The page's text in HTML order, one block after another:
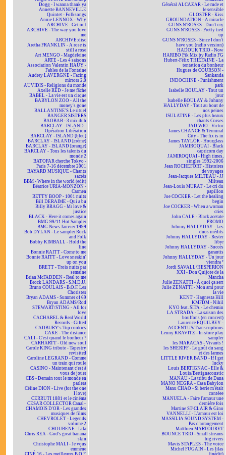
Dogg - I wanna thank ya
Annette BANNEVILLE
Quintet - Folksongs
Annie LENNOX - Why
ARCHIVE - Get out
ARCHIVE - The way you love
me
ARCHIVE:disc
Aretha FRANKLIN - A rose is
still a rose
Art MENGO - Magdeleine
ARTE - Les 4 saisons
Association Valentin HAÜY -
Fables de la Fontaine
Audrey LAVERGNE - Facing
mirrors 2.0
AUVIDIS - Religions du monde
Axelle RED - Je me fâche
BABEL - La vie est un cirque
BABYLON ZOO - All the
money's gone
BALLANTINE'S Le rituel
BANGER SISTERS
BAOBAB - 3 mix dub
BARCLAY - ISLAND -
Opération Libération
BARCLAY - ISLAND [bleu]
BARCLAY - ISLAND [crème]
BARCLAY - ISLAND [orange]
BARCLAY - Tous les talents du
monde 2
BATOFAR cherche Tokyo -
Paris 7-16 décembre 2001
BAYARD MUSIQUE - Chants
sacrés
BBM - Where in the world (edit)
Béatrice URIA-MONZON -
Carmen
BETTY BOOP - 1001 nuits
Bill DERAIME - Qui a bu
Billy BRAGG - Mr love &
justice
BLACK - Here it comes again
BMG 99/11 Hot Sampler
BMG News Janvier 1999
Bob DYLAN - Le sampler Rock
and Folk
Bobby KIMBALL - Hold the
line
Bonnie RAITT - Come to me
Bonnie RAITT - Love sneakin'
up on you
BRETT - Trois nuits par
semaine
Brian McFADDEN - Real to me
Brock LANDARS - S.M.D.U.
Bruno COULAIS - B.O.F. Les
Choristes
Bryan ADAMS - Summer of 69
Bryan ADAMS/Rod
STEWART/STING - All for
love
CACHAREL & Real World
Records - Gifted
CADBURY's Top cookies
CAKE - The distance
CALI - C'est quand le bonheur ?
CARHARTT - Old new soul
Carole KING tribute - Tapestry
revisited
Caroline LEGRAND - Comme
un train qui roule
CASINO - Maintenant c'est à
vous de jouer
CBS - Demain tout le monde en
parlera
Céline DION - Live (for the one
I love)
CERRUTI 1881 et le cinéma
CESAR COLLECTOR Canal+
CHAMOIS D'OR - Les grandes
musiques de films
CHEVROLET - Legends
volume 2
CHOUBENE - Lila
Chris REA - God's great banana
skin
Christophe MALI - Je vous
emmène
CINÉ 16 - Les meilleures B.O.F.
Général ALCAZAR - Le rude et
le sensible
GLOSTER - Kiss
GROUNDATION - A miracle
GUNS N'ROSES - Don't cry
GUNS N'ROSES - Pretty tied
up
GUNS N'ROSES - Since I don't
have you (radio version)
HADOUK TRIO - Now
HARIBO Pik Mix by Radio FG
Hubert-Félix THIÉFAINE - La
tentation du bonheur
Hugues de COURSON -
Sankanda
INDOCHINE - Punishment
park
Isabelle BOULAY - Tout un
jour
Isabelle BOULAY & Johnny
HALLYDAY - Tout au bout de
nos peines
ISULATINE - Les plus beaux
chants Corses
JAD WIO - Victor
James CHANCE & Terminal
City - The fix is in
James TAYLOR - Hourglass
JAMIROQUAI - Black
capricorn day
JAMIROQUAI - High times,
singles 1992-2006
Jean ROCHEFORT - Histoires
de voyages
Jean-Jacques MILTEAU - JJ
Milteau
Jean-Louis MURAT - Le cri du
papillon
Joe COCKER - Let the healing
begin
Joe COCKER - When a woman
cries
John CALE - Black acetate
PROMO
Johnny HALLYDAY - Les
duos inédits
Johnny HALLYDAY - Rester
libre
Johnny HALLYDAY - Succès
garantis
Johnny HALLYDAY - Un jour
viendra ²
Jordi SAVALL/HESPERION
XXI - Don Quijote de la
Mancha
Julie ZENATTI - À quoi ça sert
Julie ZENATTI - Mon ami pour
la vie
KENT - Hagnesta Hill
KMFDM - Nihil
KYO feat. SITA - Le chemin
LA STRADA - La saison des
bouffons (en concert)
Laurence EQUILBEY -
ACCENTUS/Transcriptions
Lenny KRAVITZ - In-store play
sampler
les MARACAS - Vivants !
les SHERIFF - Le goût du sang
et des larmes
LITTLE RIVER BAND - If I get
lucky
Louis BERTIGNAC - Elle &
Louis/Bertignacoustic
MANAU - La tribu de Dana
MANO NEGRA - Casa Babylon
Manu CHAO - Si berie m'était
contéee
MANUELA - Faire l'amour une
dernière fois
Martine ST-CLAIR & Gino
VANNELLI - L'amour est loi
MASSILIA SOUND SYSTEM -
Pas d'arrangement
Matthieu MARTOURET
BOUNCE TRIO - Small streams
big rivers
Mavis STAPLES - The voice
Michel FUGAIN - Les lilas
(inédit)